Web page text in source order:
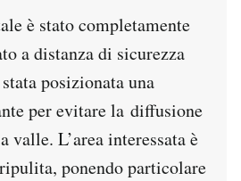
è stato completamente
a distanza di sicurezza
posizionata una
per evitare la diffusione
L’area interessata è
ponendo particolare